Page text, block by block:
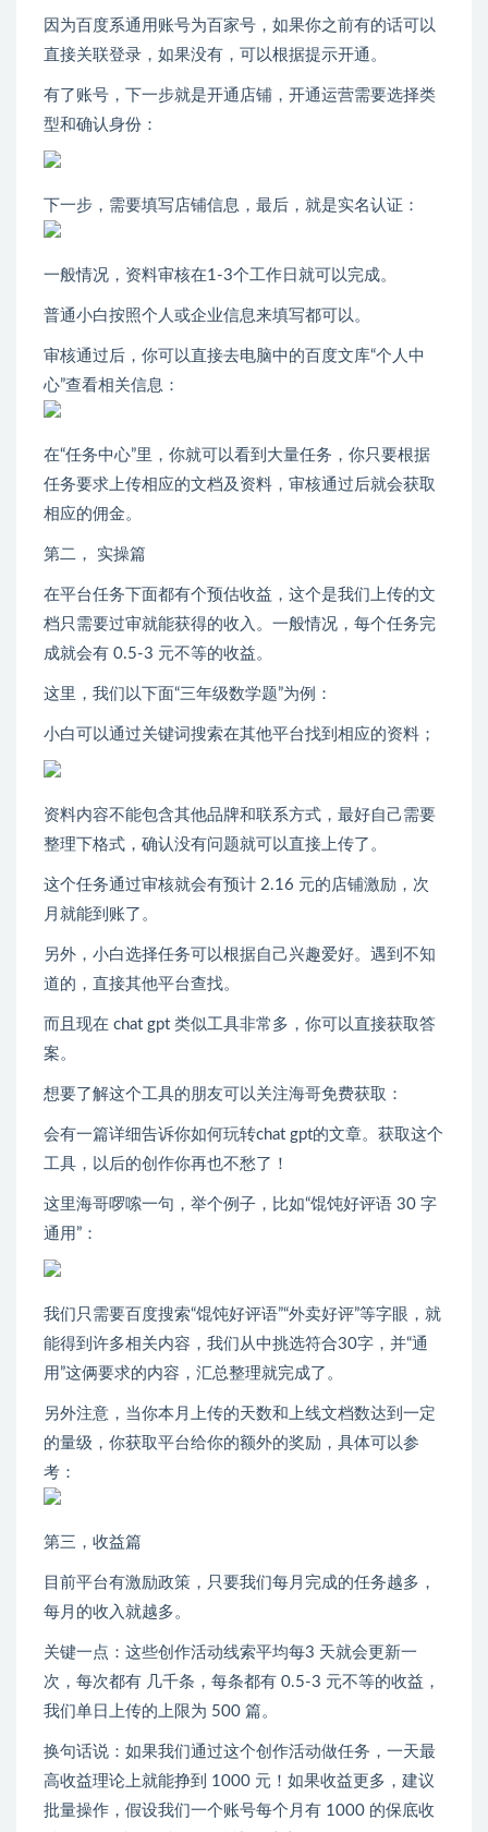
因为百度系通用账号为百家号，如果你之前有的话可以
直接关联登录，如果没有，可以根据提示开通。
有了账号，下一步就是开通店铺，开通运营需要选择类
型和确认身份：
下一步，需要填写店铺信息，最后，就是实名认证：
一般情况，资料审核在1-3个工作日就可以完成。
普通小白按照个人或企业信息来填写都可以。
审核通过后，你可以直接去电脑中的百度文库“个人中
心”查看相关信息：
在“任务中心”里，你就可以看到大量任务，你只要根据
任务要求上传相应的文档及资料，审核通过后就会获取
相应的佣金。
第二， 实操篇
在平台任务下面都有个预估收益，这个是我们上传的文
档只需要过审就能获得的收入。一般情况，每个任务完
成就会有 0.5-3 元不等的收益。
这里，我们以下面“三年级数学题”为例：
小白可以通过关键词搜索在其他平台找到相应的资料；
资料内容不能包含其他品牌和联系方式，最好自己需要
整理下格式，确认没有问题就可以直接上传了。
这个任务通过审核就会有预计 2.16 元的店铺激励，次
月就能到账了。
另外，小白选择任务可以根据自己兴趣爱好。遇到不知
道的，直接其他平台查找。
而且现在 chat gpt 类似工具非常多，你可以直接获取答
案。
想要了解这个工具的朋友可以关注海哥免费获取：
会有一篇详细告诉你如何玩转chat gpt的文章。获取这个
工具，以后的创作你再也不愁了！
这里海哥啰嗦一句，举个例子，比如“馄饨好评语 30 字
通用”：
我们只需要百度搜索“馄饨好评语”“外卖好评”等字眼，就
能得到许多相关内容，我们从中挑选符合30字，并“通
用”这俩要求的内容，汇总整理就完成了。
另外注意，当你本月上传的天数和上线文档数达到一定
的量级，你获取平台给你的额外的奖励，具体可以参
考：
第三，收益篇
目前平台有激励政策，只要我们每月完成的任务越多，
每月的收入就越多。
关键一点：这些创作活动线索平均每3 天就会更新一
次，每次都有 几千条，每条都有 0.5-3 元不等的收益，
我们单日上传的上限为 500 篇。
换句话说：如果我们通过这个创作活动做任务，一天最
高收益理论上就能挣到 1000 元！如果收益更多，建议
批量操作，假设我们一个账号每个月有 1000 的保底收